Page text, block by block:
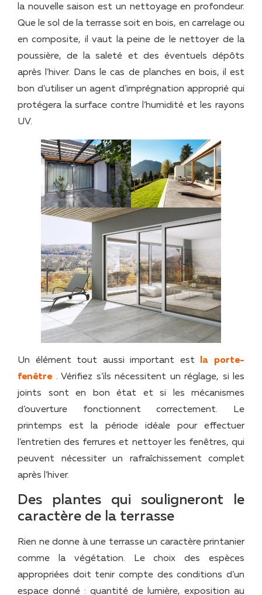
la nouvelle saison est un nettoyage en profondeur.
Que le sol de la terrasse soit en bois, en carrelage ou
en composite, il vaut la peine de le nettoyer de la
poussière, de la saleté et des éventuels dépôts
après l’hiver. Dans le cas de planches en bois, il est
bon d’utiliser un agent d’imprégnation approprié qui
protégera la surface contre l’humidité et les rayons
UV.
Un élément tout aussi important est
la porte-
fenêtre . Vérifiez s’ils nécessitent un réglage, si les
joints sont en bon état et si les mécanismes
d’ouverture fonctionnent correctement. Le
printemps est la période idéale pour effectuer
l’entretien des ferrures et nettoyer les fenêtres, qui
peuvent nécessiter un rafraîchissement complet
après l’hiver.
Des plantes qui souligneront le
caractère de la terrasse
Rien ne donne à une terrasse un caractère printanier
comme la végétation. Le choix des espèces
appropriées doit tenir compte des conditions d’un
espace donné : quantité de lumière, exposition au